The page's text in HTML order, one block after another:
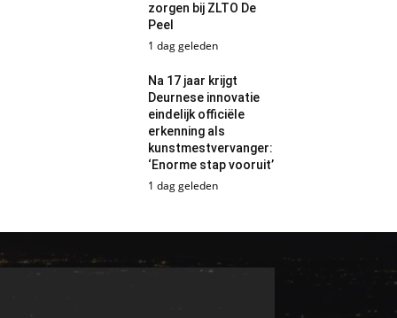
zorgen bij ZLTO De
Peel
1 dag geleden
Na 17 jaar krijgt
Deurnese innovatie
eindelijk officiële
erkenning als
kunstmestvervanger:
‘Enorme stap vooruit’
1 dag geleden